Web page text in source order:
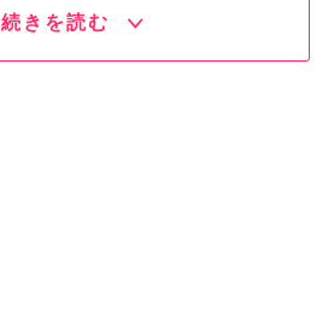
続きを読む